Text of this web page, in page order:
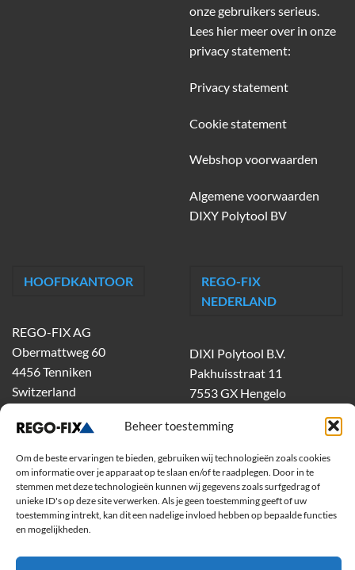
Beheer toestemming
Om de beste ervaringen te bieden, gebruiken wij technologieën zoals cookies
om informatie over je apparaat op te slaan en/of te raadplegen. Door in te
stemmen met deze technologieën kunnen wij gegevens zoals surfgedrag of
unieke ID's op deze site verwerken. Als je geen toestemming geeft of uw
toestemming intrekt, kan dit een nadelige invloed hebben op bepaalde functies
en mogelijkheden.
onze gebruikers serieus.
Lees hier meer over in onze
privacy statement:
Privacy statement
Cookie statement
Webshop voorwaarden
Algemene voorwaarden
DIXY Polytool BV
HOOFDKANTOOR
REGO-FIX AG
Obermattweg 60
4456 Tenniken
Switzerland
REGO-FIX
NEDERLAND
DIXI Polytool B.V.
Pakhuisstraat 11
7553 GX Hengelo
dixiholland@dixi.com
www.dixipolytool.com
Volg ons op Youtube
Volg ons op Linkedin